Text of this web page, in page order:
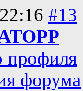
22:16 #13
профиля
форума